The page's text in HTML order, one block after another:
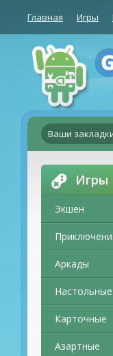
Главная Игры
Ваши
Игры
Экшен
Аркады
Настольные
Карточные
Азартные